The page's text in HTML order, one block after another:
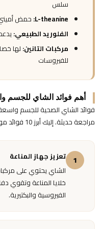
سلس
L-theanine: حمض أميني
الفلوريد الطبيعي:
مركبات التانين: لها
للفيروسات
أهم فوائد الشاي للجسم
فوائد الشاي الصحية للجسم
مراجعة حديثة. إليك أبرز 10 فوائد موثّقة لـ شرب الشاي يومياً:
1
تعزيز جهاز المناعة
الشاي يحتوي على مركبات
خلايا المناعة وتقوي
الفيروسية والبكتيرية.